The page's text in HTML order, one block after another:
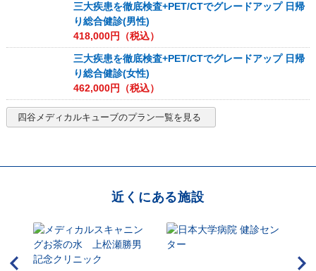
三大疾患を徹底検査+PET/CTでグレードアップ 日帰
り総合健診(男性)
418,000円（税込）
三大疾患を徹底検査+PET/CTでグレードアップ 日帰
り総合健診(女性)
462,000円（税込）
四谷メディカルキューブのプラン一覧を見る
近くにある施設